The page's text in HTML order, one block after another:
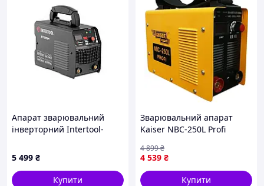
Апарат зварювальний
інверторний Intertool-
(WT-4005)
5 499 ₴
Купити
Зварювальний апарат
Kaiser NBC-250L Profi
4 539 ₴
4 899₴
Купити